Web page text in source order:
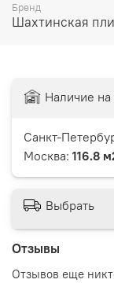
Бренд
Шахтинская
Отзывы
Отзывов еще
Наличие на
Санкт-
Москва: 116.8
Выбрать